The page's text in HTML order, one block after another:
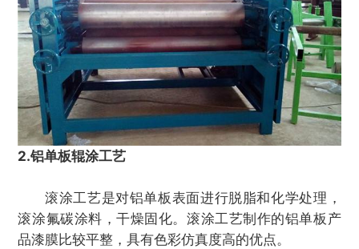
2.铝单板辊涂工艺
滚涂工艺是对铝单板表面进行脱脂和化学处理，
滚涂氟碳涂料，干燥固化。滚涂工艺制作的铝单板产
品漆膜比较平整，具有色彩仿真度高的优点。